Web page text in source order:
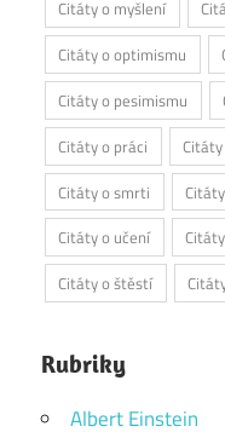
Citáty o myšlení
Citáty o optimismu
Citáty o pesimismu
Citáty o práci
Citáty o smrti
Citáty o učení
Citáty o štěstí
Rubriky
Albert Einstein